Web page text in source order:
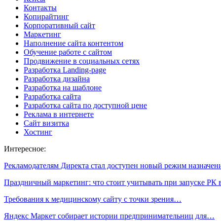
Контакты
Копирайтинг
Корпоративный сайт
Маркетинг
Наполнение сайта контентом
Обучение работе с сайтом
Продвижение в социальных сетях
Разработка Landing-page
Разработка дизайна
Разработка на шаблоне
Разработка сайта
Разработка сайта по доступной цене
Реклама в интернете
Сайт визитка
Хостинг
Интересное:
Рекламодателям Директа стал доступен новый режим
Праздничный маркетинг: что стоит учитывать при запуске
Требования к медицинскому сайту с точки зрения…
Яндекс Маркет собирает истории предпринимательниц для…